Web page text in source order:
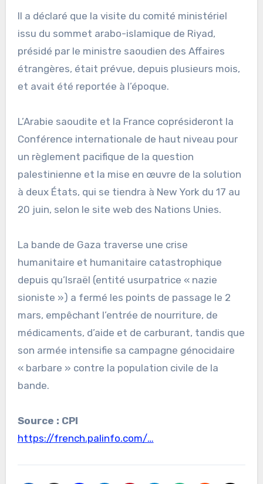
Il a déclaré que la visite du comité ministériel
issu du sommet arabo-islamique de Riyad,
présidé par le ministre saoudien des Affaires
étrangères, était prévue, depuis plusieurs mois,
et avait été reportée à l’époque.
L’Arabie saoudite et la France coprésideront la
Conférence internationale de haut niveau pour
un règlement pacifique de la question
palestinienne et la mise en œuvre de la solution
à deux États, qui se tiendra à New York du 17 au
20 juin, selon le site web des Nations Unies.
La bande de Gaza traverse une crise
humanitaire et humanitaire catastrophique
depuis qu’Israël (entité usurpatrice « nazie
sioniste ») a fermé les points de passage le 2
mars, empêchant l’entrée de nourriture, de
médicaments, d’aide et de carburant, tandis que
son armée intensifie sa campagne génocidaire
« barbare » contre la population civile de la
bande.
Source : CPI
https://french.palinfo.com/…